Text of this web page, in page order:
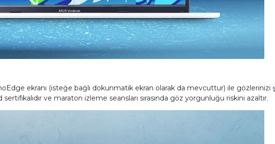
ekranı (isteğe bağlı dokunmatik ekran olarak da mevcuttur) ile gözlerinizi
ve maraton izleme seansları sırasında göz yorgunluğu riskini azaltır.